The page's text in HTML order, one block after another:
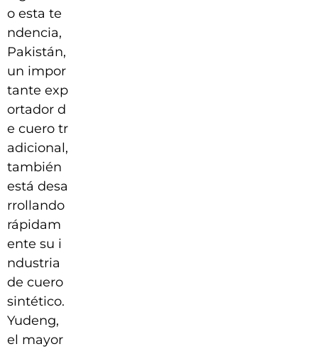
o esta te
ndencia,
Pakistán,
un impor
tante exp
ortador d
e cuero tr
adicional,
también
está desa
rrollando
rápidam
ente su i
ndustria
de cuero
sintético.
Yudeng,
el mayor